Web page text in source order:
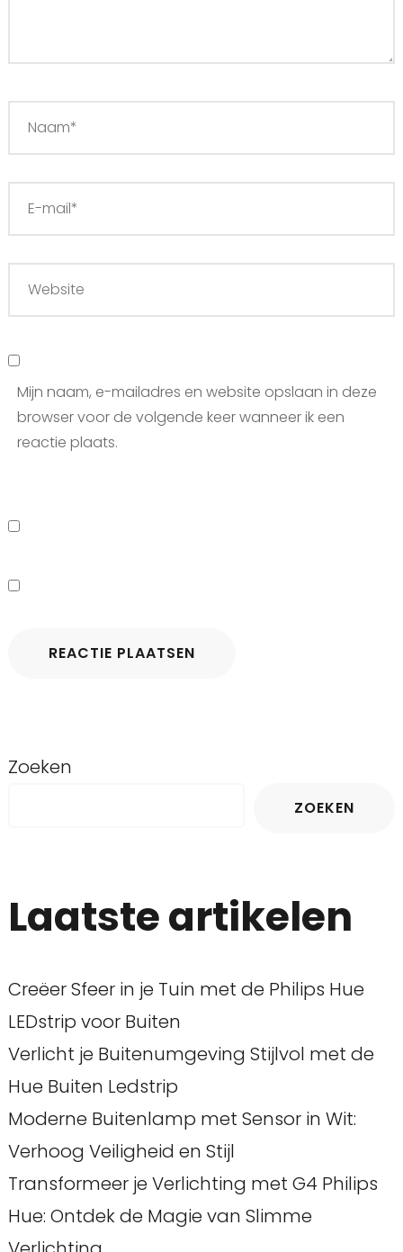
Mijn naam, e-mailadres en website opslaan in deze
browser voor de volgende keer wanneer ik een
reactie plaats.
Zoeken
ZOEKEN
Laatste artikelen
Creëer Sfeer in je Tuin met de Philips Hue
LEDstrip voor Buiten
Verlicht je Buitenumgeving Stijlvol met de
Hue Buiten Ledstrip
Moderne Buitenlamp met Sensor in Wit:
Verhoog Veiligheid en Stijl
Transformeer je Verlichting met G4 Philips
Hue: Ontdek de Magie van Slimme